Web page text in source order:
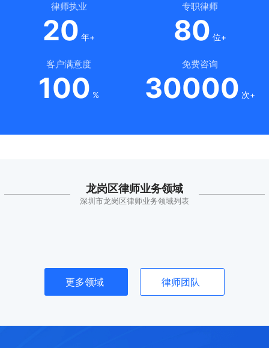
律师执业
20 年+
专职律师
80 位+
客户满意度
100 %
免费咨询
30000 次+
龙岗区律师业务领域
深圳市龙岗区律师业务领域列表
更多领域 律师团队